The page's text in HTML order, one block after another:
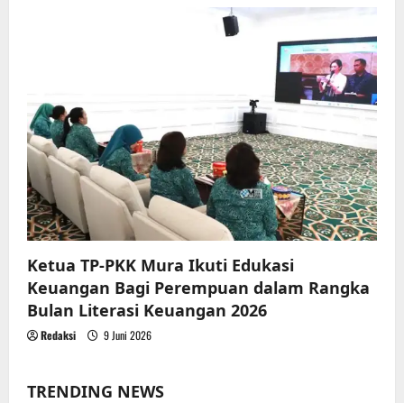
Ketua TP-PKK Mura Ikuti Edukasi
Keuangan Bagi Perempuan dalam Rangka
Bulan Literasi Keuangan 2026
Redaksi 9 Juni 2026
TRENDING NEWS